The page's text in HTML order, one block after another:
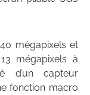
mégapixels et
mégapixels à
d’un capteur
fonction macro